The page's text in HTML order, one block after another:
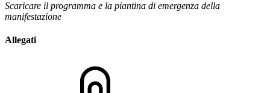
Scaricare il programma e la piantina di emergenza della
manifestazione
Allegati